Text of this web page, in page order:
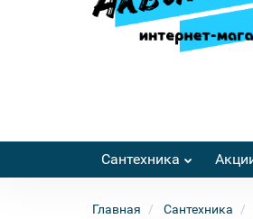
Сантехника
Главная Сантехника